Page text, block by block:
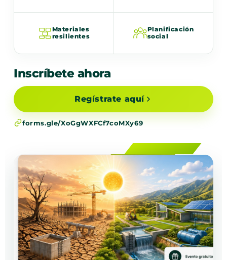
Materiales
resilientes
Planificación
social
Inscríbete ahora
Regístrate aquí
forms.gle/XoGgWXFCf7coMXy69